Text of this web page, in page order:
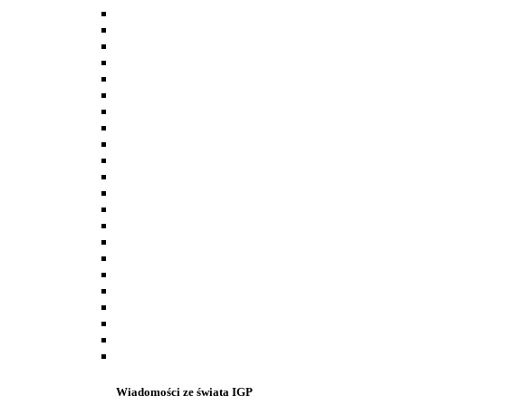
Wiadomości ze świata IGP